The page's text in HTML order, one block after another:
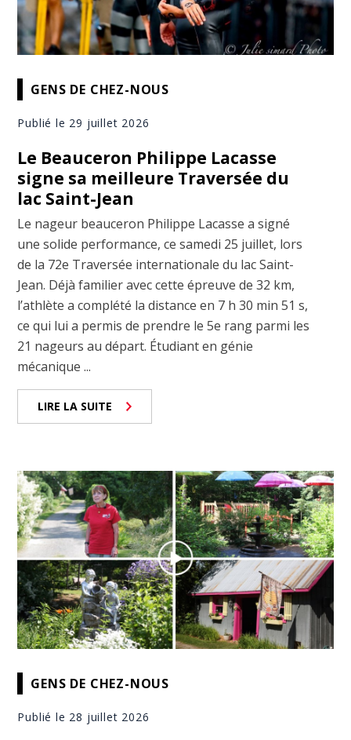
GENS DE CHEZ-NOUS
Publié le 29 juillet 2026
Le Beauceron Philippe Lacasse
signe sa meilleure Traversée du
lac Saint-Jean
Le nageur beauceron Philippe Lacasse a signé
une solide performance, ce samedi 25 juillet, lors
de la 72e Traversée internationale du lac Saint-
Jean. Déjà familier avec cette épreuve de 32 km,
l’athlète a complété la distance en 7 h 30 min 51 s,
ce qui lui a permis de prendre le 5e rang parmi les
21 nageurs au départ. Étudiant en génie
mécanique ...
LIRE LA SUITE
GENS DE CHEZ-NOUS
Publié le 28 juillet 2026